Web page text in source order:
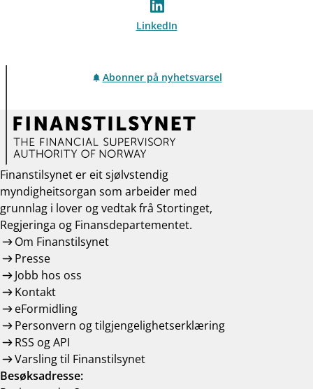
LinkedIn
Abonner på nyhetsvarsel
Finanstilsynet er eit sjølvstendig
myndigheitsorgan som arbeider med
grunnlag i lover og vedtak frå Stortinget,
Regjeringa og Finansdepartementet.
Om Finanstilsynet
Presse
Jobb hos oss
Kontakt
eFormidling
Personvern og tilgjengelighetserklæring
RSS og API
Varsling til Finanstilsynet
Besøksadresse: